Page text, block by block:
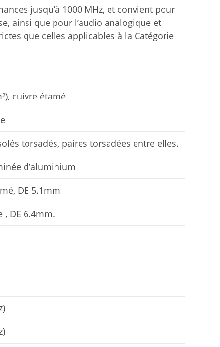
jusqu’à 1000 MHz, et convient pour
ainsi que pour l’audio analogique et
que celles applicables à la Catégorie
cuivre étamé
torsadés, paires torsadées entre elles.
d’aluminium
DE 5.1mm
, DE 6.4mm.